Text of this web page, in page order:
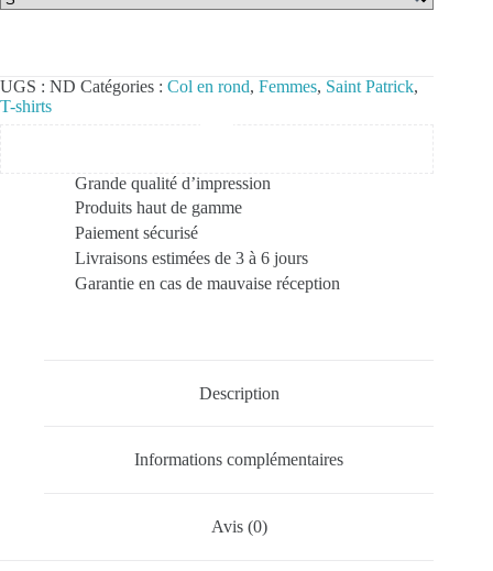
UGS : ND Catégories : Col en rond, Femmes, Saint Patrick,
T-shirts
Grande qualité d’impression
Produits haut de gamme
Paiement sécurisé
Livraisons estimées de 3 à 6 jours
Garantie en cas de mauvaise réception
Description
Informations complémentaires
Avis (0)